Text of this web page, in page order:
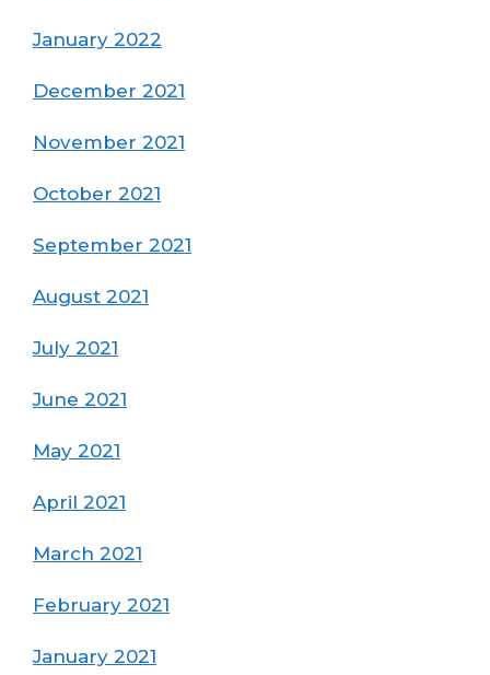
January 2022
December 2021
November 2021
October 2021
September 2021
August 2021
July 2021
June 2021
May 2021
April 2021
March 2021
February 2021
January 2021